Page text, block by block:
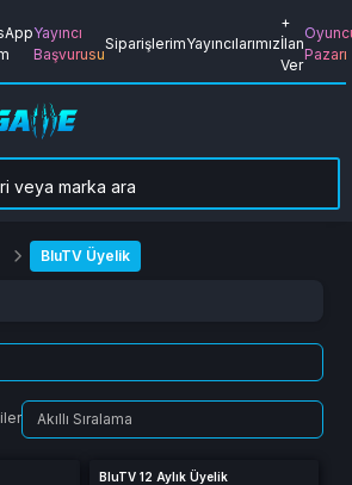
Yayıncı
Başvurusu
SiparişlerimYayıncılarımız
+
İlan
Ver
Pazarı
BluTV Üyelik
BluTV 12 Aylık Üyelik